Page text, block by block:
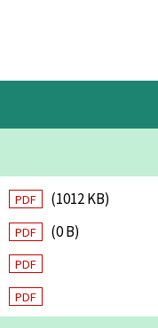
PDF
(1012 KB)
PDF
(0 B)
PDF
PDF